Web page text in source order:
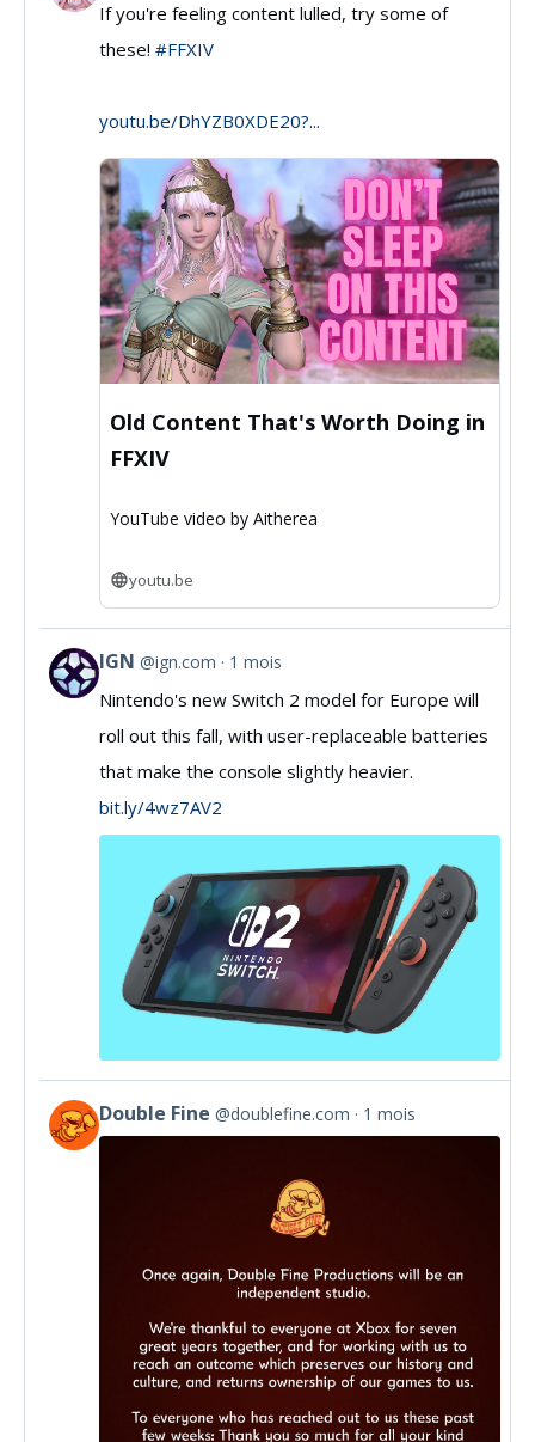
post
Bluesky
If you're feeling content lulled, try some of
these! #FFXIV
youtu.be/DhYZB0XDE20?...
Old Content That's Worth Doing in
FFXIV
YouTube video by Aitherea
youtu.be
View
post
Bluesky
IGN @ign.com 1 mois
Nintendo's new Switch 2 model for Europe will
roll out this fall, with user-replaceable batteries
that make the console slightly heavier.
bit.ly/4wz7AV2
View
post
Double Fine @doublefine.com 1 mois